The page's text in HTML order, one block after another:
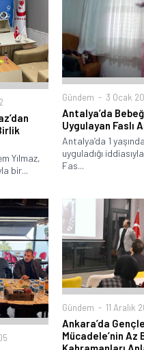
Yılmaz,
bir...
Gündem 3 Ocak
Antalya’da
Uygulayan Faslı
Antalya’da 1
uyguladığı
Fas...
Gündem 11 Aralık
Ankara’da
Mücadele’nin Az